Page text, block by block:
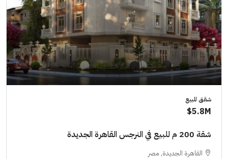
شقق للبيع
5.8M$
شقة 200 م للبيع في النرجس القاهرة الجديدة
القاهرة الجديدة, مصر